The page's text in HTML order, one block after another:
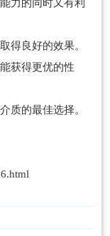
的同时又有利
良好的效果。
得更优的性
的最佳选择。